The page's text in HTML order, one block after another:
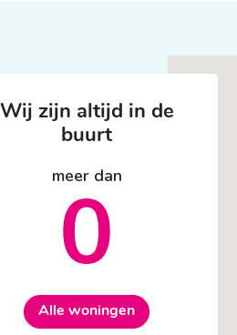
Wij zijn altijd in de
buurt
meer dan
0
Alle woningen